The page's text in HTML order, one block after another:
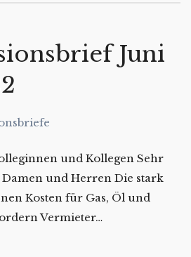
Juni
und Kollegen Sehr
Damen und Herren Die stark
Kosten für Gas, Öl und
Vermieter…